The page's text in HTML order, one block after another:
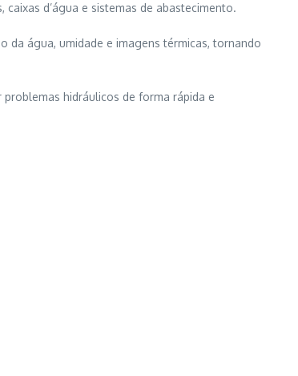
d’água e sistemas de abastecimento.
da água, umidade e imagens térmicas, tornando
hidráulicos de forma rápida e